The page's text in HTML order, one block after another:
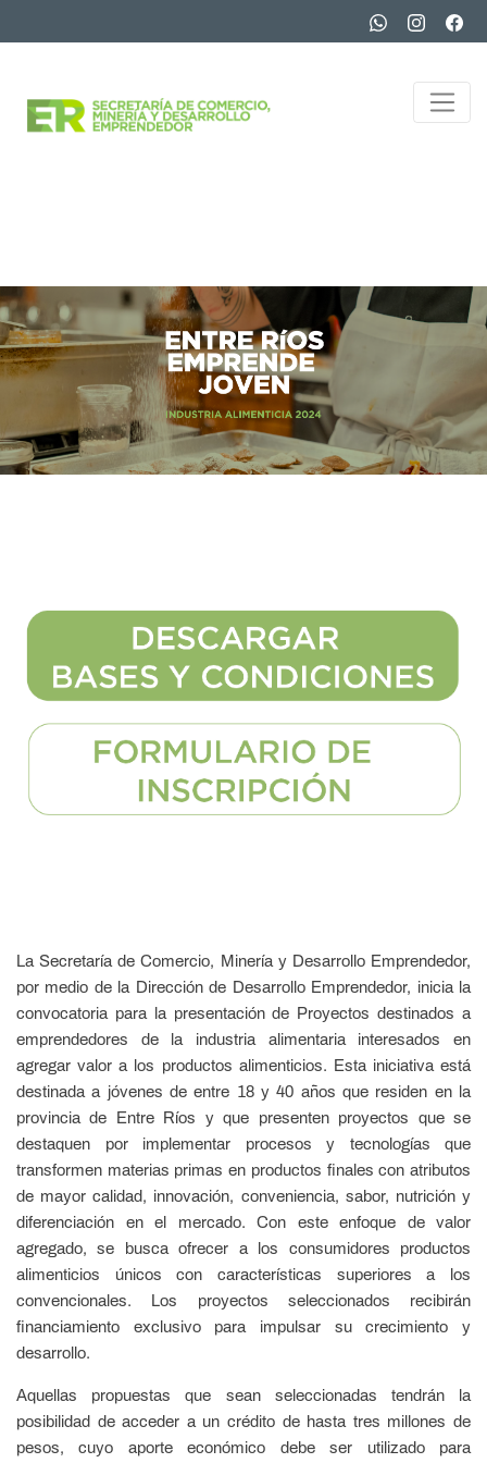
La Secretaría de Comercio, Minería y Desarrollo Emprendedor,
por medio de la Dirección de Desarrollo Emprendedor, inicia la
convocatoria para la presentación de Proyectos destinados a
emprendedores de la industria alimentaria interesados en
agregar valor a los productos alimenticios. Esta iniciativa está
destinada a jóvenes de entre 18 y 40 años que residen en la
provincia de Entre Ríos y que presenten proyectos que se
destaquen por implementar procesos y tecnologías que
transformen materias primas en productos finales con atributos
de mayor calidad, innovación, conveniencia, sabor, nutrición y
diferenciación en el mercado. Con este enfoque de valor
agregado, se busca ofrecer a los consumidores productos
alimenticios únicos con características superiores a los
convencionales. Los proyectos seleccionados recibirán
financiamiento exclusivo para impulsar su crecimiento y
desarrollo.
Aquellas propuestas que sean seleccionadas tendrán la
posibilidad de acceder a un crédito de hasta tres millones de
pesos, cuyo aporte económico debe ser utilizado para